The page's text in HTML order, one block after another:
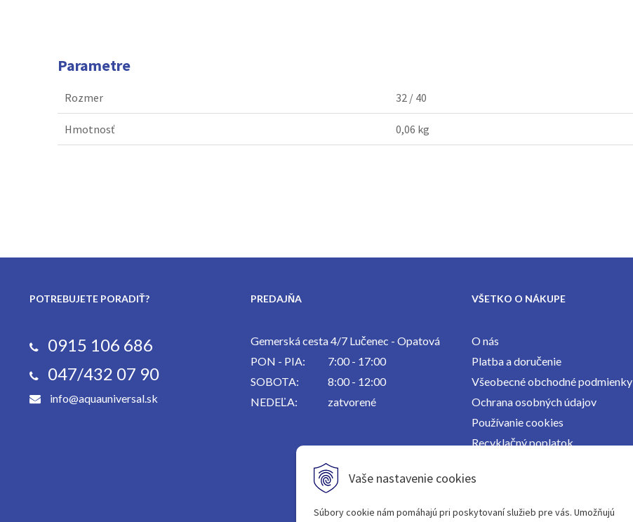
Vaše nastavenie cookies
Súbory cookie nám pomáhajú pri poskytovaní služieb pre vás. Umožňujú
Parametre
Rozmer 32 / 40
Hmotnosť 0,06 kg
POTREBUJETE PORADIŤ?
0915 106 686
047/432 07 90
info@aquauniversal.sk
PREDAJŇA
Gemerská cesta 4/7 Lučenec - Opatová
PON - PIA:
7:00 - 17:00
SOBOTA:
8:00 - 12:00
NEDEĽA:
zatvorené
VŠETKO O NÁKUPE
O nás
Platba a doručenie
Všeobecné obchodné podmienky
Ochrana osobných údajov
Používanie cookies
Recyklačný poplatok